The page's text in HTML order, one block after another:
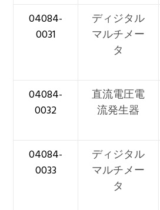
04084-
0031
ディジタル
マルチメー
タ
04084-
0032
直流電圧電
流発生器
04084-
0033
ディジタル
マルチメー
タ